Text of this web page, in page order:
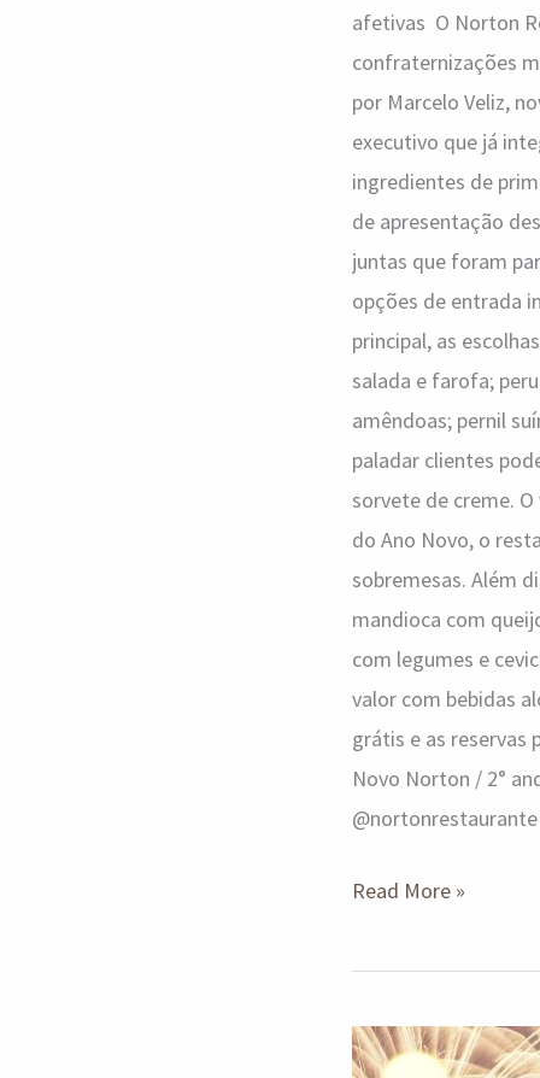
afetivas O Norton
confraternizações
por Marcelo Veliz,
executivo que já
ingredientes de
de apresentação
juntas que foram
opções de entrada
principal, as
salada e farofa;
amêndoas; pernil
paladar clientes
sorvete de creme.
do Ano Novo, o
sobremesas. Além
mandioca com
com legumes e
valor com bebidas
grátis e as reservas
Novo Norton / 2°
Read More »
Acordes